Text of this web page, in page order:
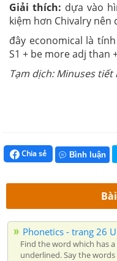
Giải thích: dựa vào
kiệm hơn Chivalry
đây economical là
S1 + be more adj than
Tạm dịch: Minuses tiết
Chia sẻ Bình luận
Phonetics - trang 26
Find the word which has
underlined. Say the